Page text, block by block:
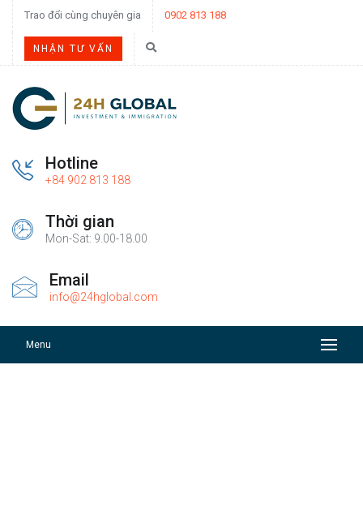
Trao đổi cùng chuyên gia 0902 813 188
NHẬN TƯ VẤN
Hotline
+84 902 813 188
Thời gian
Mon-Sat: 9.00-18.00
Email
info@24hglobal.com
Menu